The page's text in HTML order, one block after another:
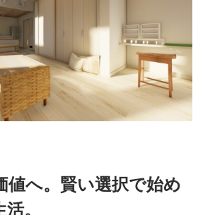
値へ。賢い選択で始め
。